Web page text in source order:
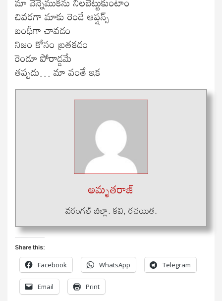
చివరగా మాకు రెండే ఆప్షన్స్
బంధీగా చావడం
నిజం కోసం బ్రతకడం
రెండూ పోరాడ్డమే
తప్పదు… మా వంతే ఇక
అమృతరాజ్
వరంగల్ జిల్లా. కవి, రచయిత.
Share this:
Facebook WhatsApp Telegram
Email Print